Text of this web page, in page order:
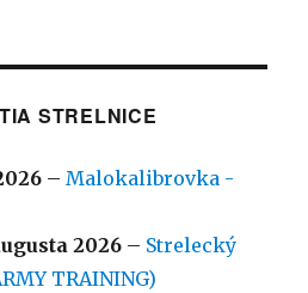
STRELNICE
–Malokalibrovka -
2026 – Strelecký
TRAINING)